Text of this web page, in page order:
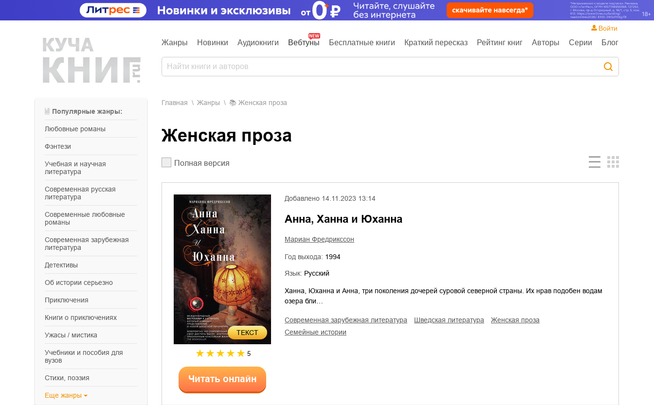
Жанры Новинки Аудиокниги Вебтуны Бесплатные книги Краткий пересказ Рейтинг книг Авторы Серии Блог
Войти
Популярные жанры:
любовные романы
фэнтези
учебная и научная
литература
современная русская
литература
современные любовные
романы
современная зарубежная
литература
детективы
об истории серьезно
приключения
книги о приключениях
ужасы / мистика
учебники и пособия для
вузов
cтихи, поэзия
Еще жанры
Главная Жанры Женская проза
Женская проза
Полная версия
ТЕКСТ
5
Читать онлайн
Добавлено 14.11.2023 13:14
Анна, Ханна и Юханна
Мариан Фредрикссон
Год выхода: 1994
Язык: Русский
Ханна, Юханна и Анна, три поколения дочерей суровой северной страны. Их нрав подобен водам
озера бли…
современная зарубежная литература шведская литература
женская проза
семейные истории